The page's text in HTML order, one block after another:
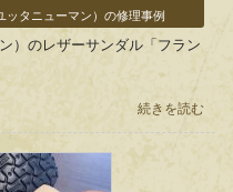
ッタニューマン）の修理事例
）のレザーサンダル「フラン
続きを読む